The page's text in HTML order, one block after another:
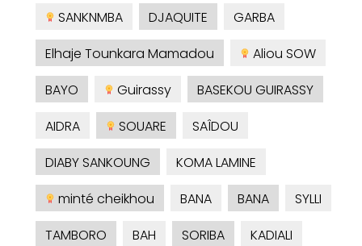
SANKNMBA
DJAQUITE
GARBA
Elhaje Tounkara Mamadou
Aliou SOW
BAYO
Guirassy
BASEKOU GUIRASSY
AIDRA
SOUARE
SAÎDOU
DIABY SANKOUNG
KOMA LAMINE
minté cheikhou
BANA BANA
SYLLI
TAMBORO
BAH SORIBA
KADIALI